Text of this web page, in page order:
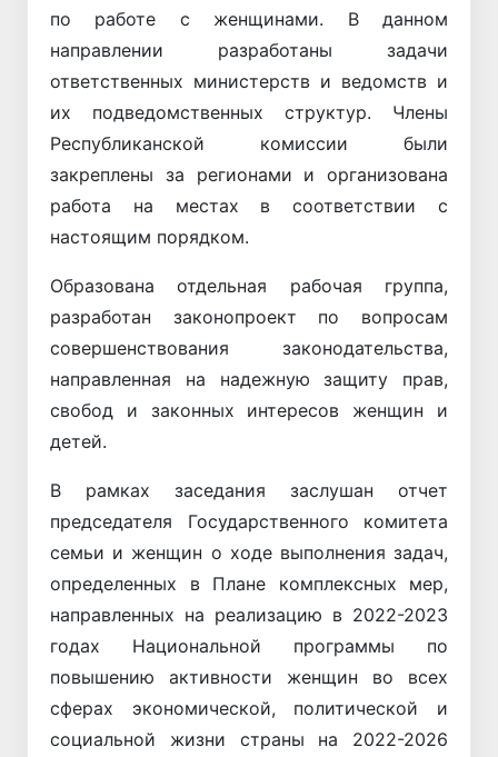
по работе с женщинами. В данном
направлении разработаны задачи
ответственных министерств и ведомств и
их подведомственных структур. Члены
Республиканской комиссии были
закреплены за регионами и организована
работа на местах в соответствии с
настоящим порядком.
Образована отдельная рабочая группа,
разработан законопроект по вопросам
совершенствования законодательства,
направленная на надежную защиту прав,
свобод и законных интересов женщин и
детей.
В рамках заседания заслушан отчет
председателя Государственного комитета
семьи и женщин о ходе выполнения задач,
определенных в Плане комплексных мер,
направленных на реализацию в 2022-2023
годах Национальной программы по
повышению активности женщин во всех
сферах экономической, политической и
социальной жизни страны на 2022-2026